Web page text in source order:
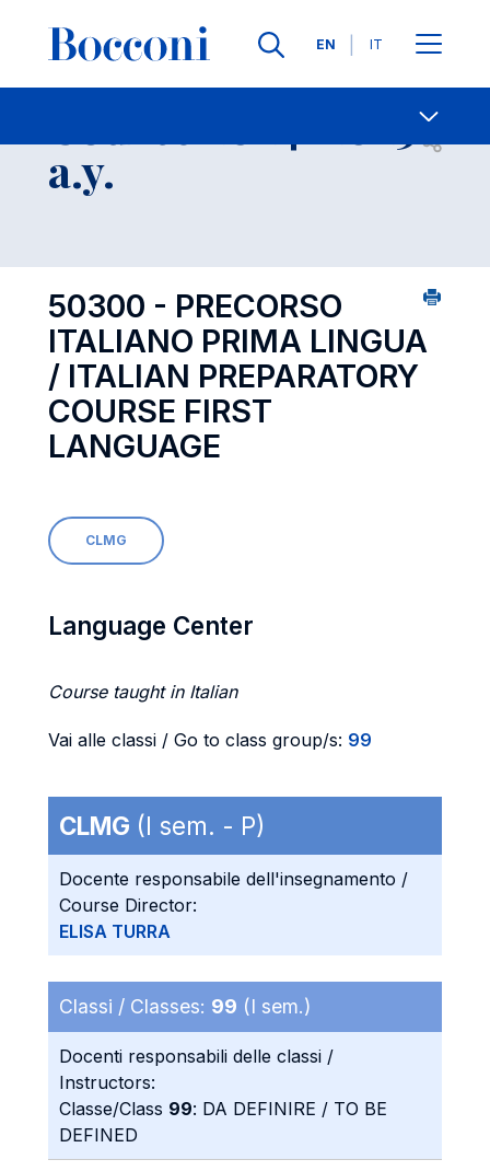
Languages
EN IT
- Contact Us
a.y. Open
50300 - PRECORSO
ITALIANO PRIMA LINGUA
/ ITALIAN PREPARATORY
COURSE FIRST
LANGUAGE
CLMG
Language Center
Course taught in Italian
Vai alle classi / Go to class group/s: 99
CLMG (I sem. - P)
Docente responsabile dell'insegnamento /
Course Director:
ELISA TURRA
Classi / Classes: 99 (I sem.)
Docenti responsabili delle classi /
Instructors:
Classe/Class 99: DA DEFINIRE / TO BE
DEFINED